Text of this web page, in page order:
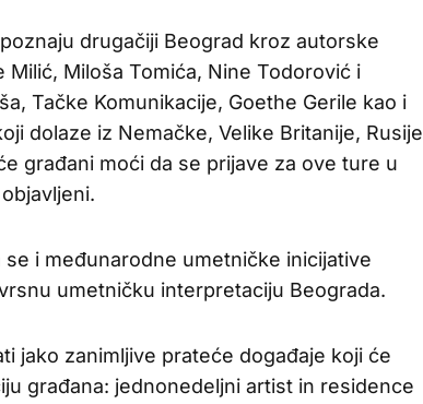
drugačiji Beograd kroz autorske
Miloša Tomića, Nine Todorović i
Tačke Komunikacije, Goethe Gerile kao i
dolaze iz Nemačke, Velike Britanije, Rusije
građani moći da se prijave za ove ture u
i međunarodne umetničke inicijative
umetničku interpretaciju Beograda.
jako zanimljive prateće događaje koji će
građana: jednonedeljni artist in residence